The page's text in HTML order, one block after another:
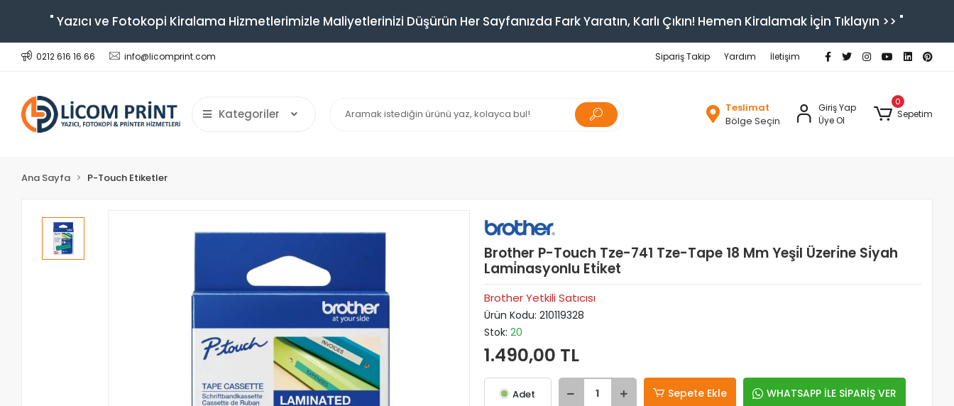
" Yazıcı ve Fotokopi Kiralama Hizmetlerimizle Maliyetlerinizi Düşürün Her Sayfanızda Fark Yaratın, Karlı Çıkın! Hemen Kiralamak İçin Tıklayın >> "
0212 616 16 66 info@licomprint.com Sipariş Takip Yardım İletişim
Kategoriler
Teslimat
Bölge Seçin
Giriş Yap
Üye Ol
0
Sepetim
Ana Sayfa P-Touch Etiketler
Brother P-Touch Tze-741 Tze-Tape 18 Mm Yeşi̇l Üzeri̇ne Si̇yah
Lami̇nasyonlu Eti̇ket
Brother Yetkili Satıcısı
Ürün Kodu: 210119328
Stok: 20
1.490,00 TL
Adet Sepete Ekle WHATSAPP İLE SİPARİŞ VER